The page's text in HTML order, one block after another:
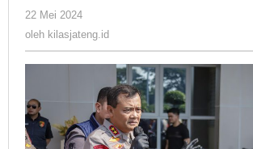
22 Mei 2024
kilasjateng.id
oleh kilasjateng.id